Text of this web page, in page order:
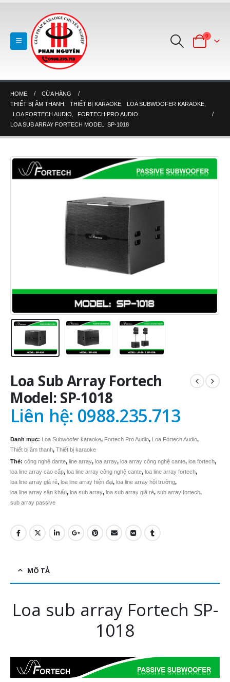
0
HOME
CỬA HÀNG
THIẾT BỊ ÂM THANH
THIẾT BỊ KARAOKE LOA SUBWOOFER KARAOKE
LOA FORTECH AUDIO
FORTECH PRO AUDIO
LOA SUB ARRAY FORTECH MODEL: SP-1018
Loa Sub Array Fortech
Model: SP-1018
Liên hệ: 0988.235.713
Danh mục: Loa Subwoofer karaoke, Fortech Pro Audio, Loa Fortech Audio,
Thiết bị âm thanh, Thiết bị karaoke
Thẻ: công nghệ dante, line array, loa array, loa array công nghệ cante, loa fortech,
loa line array cao cấp, loa line array công nghệ cante, loa line array fortech,
loa line array giá rẻ, loa line array hiện đại, loa line array hội trường,
loa line array sân khấu, loa sub array, loa sub array giâ rẻ, sub array fortech,
sub array passive
MÔ TẢ
Loa sub array Fortech SP-
1018